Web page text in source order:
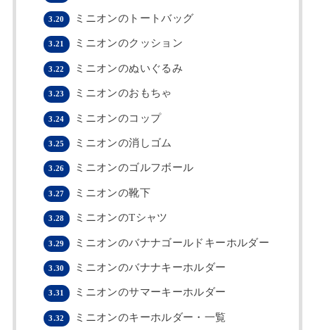
3.20 ミニオンのトートバッグ
3.21 ミニオンのクッション
3.22 ミニオンのぬいぐるみ
3.23 ミニオンのおもちゃ
3.24 ミニオンのコップ
3.25 ミニオンの消しゴム
3.26 ミニオンのゴルフボール
3.27 ミニオンの靴下
3.28 ミニオンのTシャツ
3.29 ミニオンのバナナゴールドキーホルダー
3.30 ミニオンのバナナキーホルダー
3.31 ミニオンのサマーキーホルダー
3.32 ミニオンのキーホルダー・一覧